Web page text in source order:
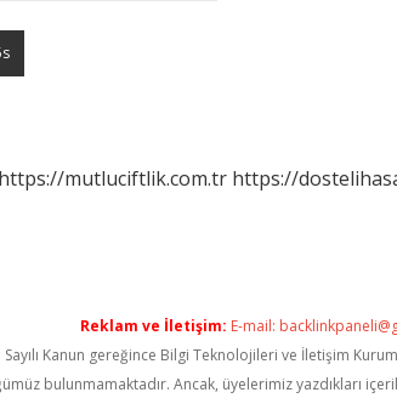
https://mutluciftlik.com.tr https://
Reklam ve İletişim: E-mail:
Sayılı Kanun gereğince Bilgi Teknolojileri ve İletişim
bulunmamaktadır. Ancak, üyelerimiz yazdıkları